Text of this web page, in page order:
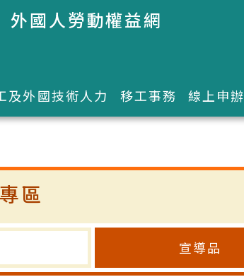
外國人勞動權益網
及外國技術人力 移工事務 線上申辦
區
宣導品